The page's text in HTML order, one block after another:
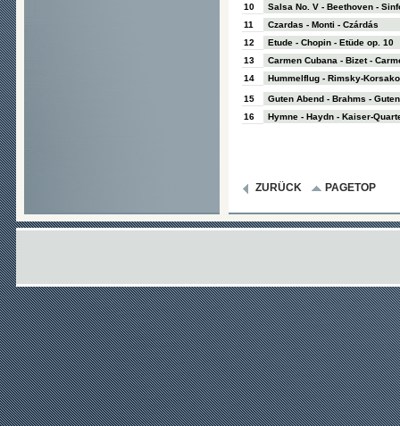
10
Salsa No. V - Beethoven -
11
Czardas - Monti - Czárdás
12
Etude - Chopin - Etüde op. 10
13
Carmen Cubana - Bizet -
14
Hummelflug - Rimsky-
15
Guten Abend - Brahms -
16
Hymne - Haydn - Kaiser-
ZURÜCK PAGETOP